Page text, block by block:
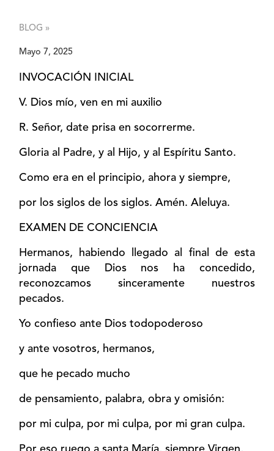
BLOG »
Mayo 7, 2025
INVOCACIÓN INICIAL
V. Dios mío, ven en mi auxilio
R. Señor, date prisa en socorrerme.
Gloria al Padre, y al Hijo, y al Espíritu Santo.
Como era en el principio, ahora y siempre,
por los siglos de los siglos. Amén. Aleluya.
EXAMEN DE CONCIENCIA
Hermanos, habiendo llegado al final de esta
jornada que Dios nos ha concedido,
reconozcamos sinceramente nuestros
pecados.
Yo confieso ante Dios todopoderoso
y ante vosotros, hermanos,
que he pecado mucho
de pensamiento, palabra, obra y omisión:
por mi culpa, por mi culpa, por mi gran culpa.